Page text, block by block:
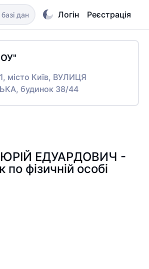
Логін Реєстрація
місто Київ, ВУЛИЦЯ
будинок 38/44
ЮРІЙ ЕДУАРДОВИЧ -
фізичній особі